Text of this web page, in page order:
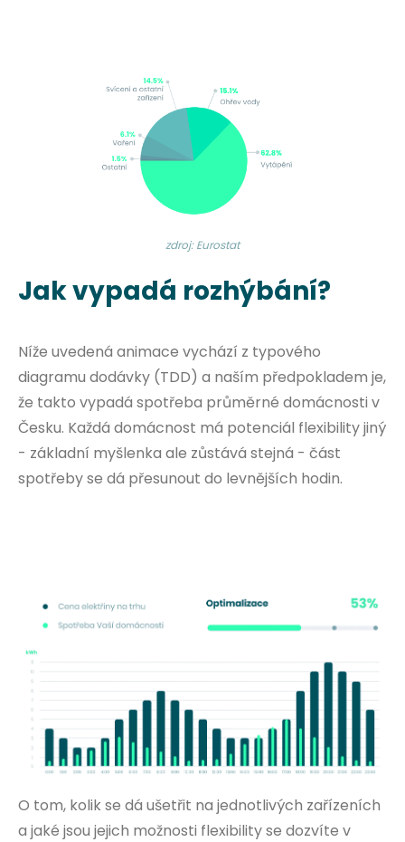
zdroj: Eurostat
Jak vypadá rozhýbání?
Níže uvedená animace vychází z typového
diagramu dodávky (TDD) a naším předpokladem je,
že takto vypadá spotřeba průměrné domácnosti v
Česku. Každá domácnost má potenciál flexibility jiný
- základní myšlenka ale zůstává stejná - část
spotřeby se dá přesunout do levnějších hodin.
O tom, kolik se dá ušetřit na jednotlivých zařízeních
a jaké jsou jejich možnosti flexibility se dozvíte v